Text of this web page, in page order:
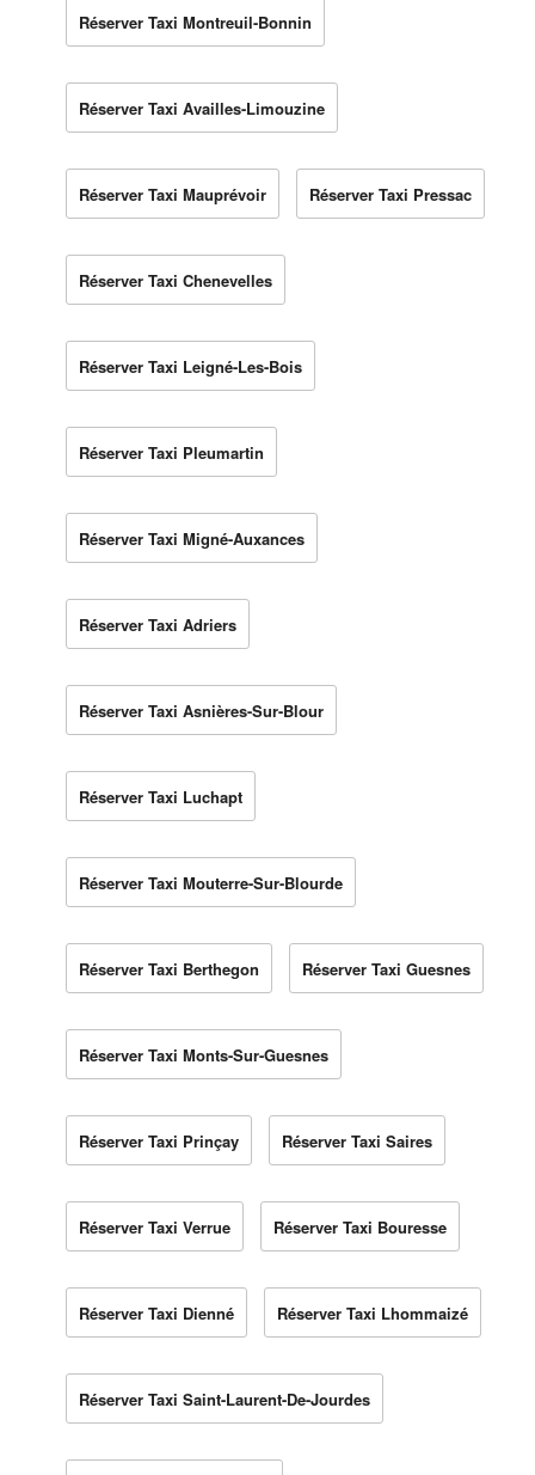
Réserver Taxi Montreuil-Bonnin
Réserver Taxi Availles-Limouzine
Réserver Taxi Mauprévoir Réserver Taxi Pressac
Réserver Taxi Chenevelles
Réserver Taxi Leigné-Les-Bois
Réserver Taxi Pleumartin
Réserver Taxi Migné-Auxances
Réserver Taxi Adriers
Réserver Taxi Asnières-Sur-Blour
Réserver Taxi Luchapt
Réserver Taxi Mouterre-Sur-Blourde
Réserver Taxi Berthegon Réserver Taxi Guesnes
Réserver Taxi Monts-Sur-Guesnes
Réserver Taxi Prinçay Réserver Taxi Saires
Réserver Taxi Verrue Réserver Taxi Bouresse
Réserver Taxi Dienné Réserver Taxi Lhommaizé
Réserver Taxi Saint-Laurent-De-Jourdes